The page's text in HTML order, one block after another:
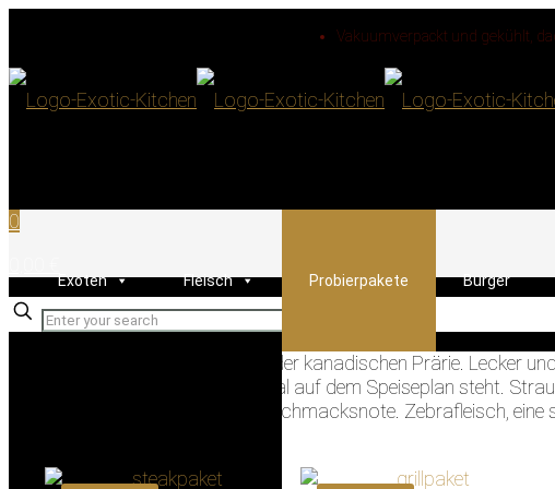
Vakuumverpackt und gekühlt,
Exoten Fleisch Probierpakete Burger
0
Bisonfleisch aus den Weiten der kanadischen Prärie. Lecker
Australien, wo es ganz normal auf dem Speiseplan steht.
perfekten leicht süßlichen Geschmacksnote. Zebrafleisch,